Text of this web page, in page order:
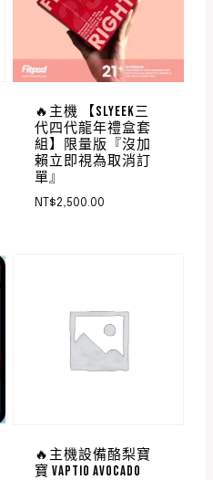
🔥主機 【SLYEEK三
代四代龍年禮盒套
組】限量版『沒加
賴立即視為取消訂
單』
NT$2,500.00
🔥主機設備酪梨寶
寶 VAPTIO AVOCADO